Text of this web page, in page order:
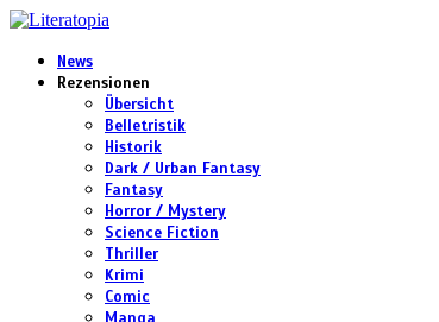
News
Rezensionen
Übersicht
Belletristik
Historik
Dark / Urban Fantasy
Fantasy
Horror / Mystery
Science Fiction
Thriller
Krimi
Comic